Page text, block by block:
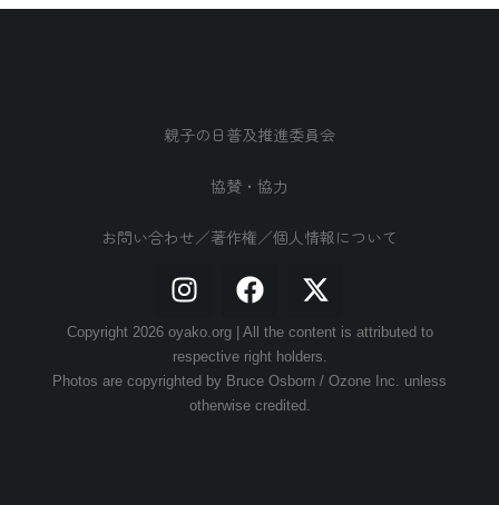
親子の日普及推進委員会
協賛・協力
お問い合わせ／著作権／個人情報について
Copyright 2026 oyako.org | All the content is attributed to
respective right holders.
Photos are copyrighted by Bruce Osborn / Ozone Inc. unless
otherwise credited.